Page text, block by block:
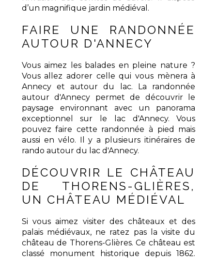
d’un magnifique jardin médiéval.
FAIRE UNE RANDONNÉE
AUTOUR D'ANNECY
Vous aimez les balades en pleine nature ?
Vous allez adorer celle qui vous mènera à
Annecy et autour du lac. La randonnée
autour d'Annecy permet de découvrir le
paysage environnant avec un panorama
exceptionnel sur le lac d'Annecy. Vous
pouvez faire cette randonnée à pied mais
aussi en vélo. Il y a plusieurs itinéraires de
rando autour du lac d'Annecy.
DÉCOUVRIR LE CHÂTEAU
DE THORENS-GLIÈRES,
UN CHÂTEAU MÉDIÉVAL
Si vous aimez visiter des châteaux et des
palais médiévaux, ne ratez pas la visite du
château de Thorens-Glières. Ce château est
classé monument historique depuis 1862.